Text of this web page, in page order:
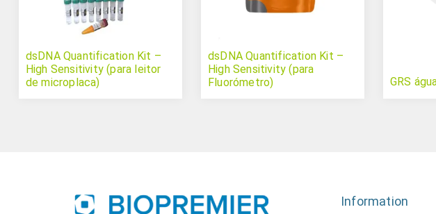
dsDNA Quantification Kit –
High Sensitivity (para leitor
de microplaca)
dsDNA Quantification Kit –
High Sensitivity (para
Fluorómetro)
GRS
Information